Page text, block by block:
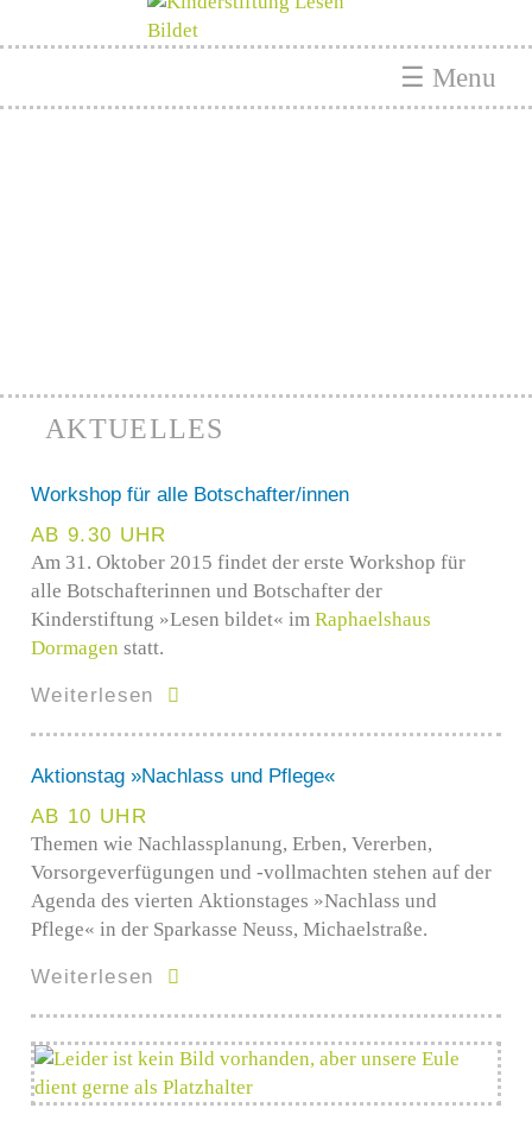
☰ Menu
AKTUELLES
Workshop für alle Botschafter/innen
AB 9.30 UHR
Am 31. Oktober 2015 findet der erste Workshop für
alle Botschafterinnen und Botschafter der
Kinderstiftung »Lesen bildet« imRaphaelshaus
Dormagen statt.
Weiterlesen
Aktionstag »Nachlass und Pflege«
AB 10 UHR
Themen wie Nachlassplanung, Erben, Vererben,
Vorsorgeverfügungen und -vollmachten stehen auf der
Agenda des vierten Aktionstages »Nachlass und
Pflege« in der Sparkasse Neuss, Michaelstraße.
Weiterlesen